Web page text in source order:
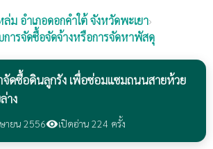
ล่ม อำเภอดอกคำใต้ จังหวัดพะเยา›
การจัดซื้อจัดจ้างหรือการจัดหาพัสดุ
จัดซื้อดินลูกรัง เพื่อซ่อมแซมถนนสายห้วย
าง
ายน 2556visibilityเปิดอ่าน 224 ครั้ง